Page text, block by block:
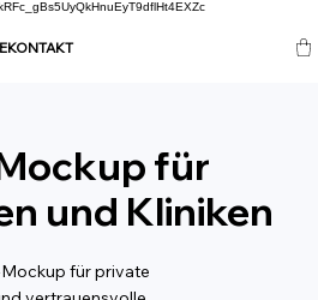
KONTAKT
für
und Kliniken
für private